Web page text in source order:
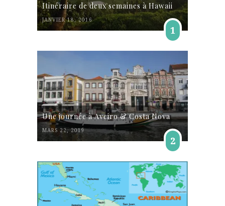
Itinéraire de deux semaines à Hawaii
JANVIER 18, 2016
1
Une journée à Aveiro & Costa Nova
MARS 22, 2019
2